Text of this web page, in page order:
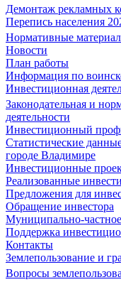
Демонтаж рекламных
Перепись населения
Нормативные
Новости
План работы
Информация по
Инвестиционная
Законодательная и
деятельности
Инвестиционный
Статистические
городе Владимире
Инвестиционные
Реализованные
Предложения для
Обращение инвестора
Муниципально-
Поддержка
Контакты
Землепользование и
Вопросы